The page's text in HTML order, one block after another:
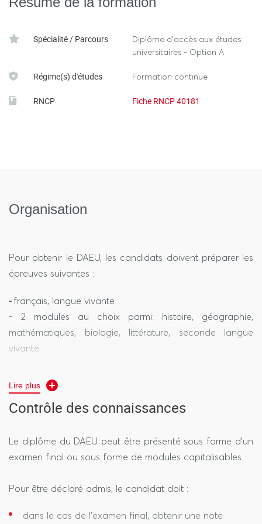
(Répertoire National des Certifications Professionnelles) du
Spécialité / Parcours
Diplôme d’accès aux études
universitaires - Option A
Régime(s) d'études Formation continue
RNCP Fiche RNCP 40181
Organisation
Pour obtenir le DAEU, les candidats doivent préparer les
épreuves suivantes :
- français, langue vivante
- 2 modules au choix parmi: histoire, géographie,
mathématiques, biologie, littérature, seconde langue
vivante.
journée et le soir. Des tutorats sont également dispensés.
L’obtention du DAEU est donc compatible avec une
Il est également possible de construire son parcours « à
module, sur une période de 4 ans maximum.
Le DAEU est délivré à l'issue d'une formation
Lire plus
Contrôle des connaissances
Le diplôme du DAEU peut être présenté sous forme d’un
examen final ou sous forme de modules capitalisables.
Pour être déclaré admis, le candidat doit :
dans le cas de l’examen final, obtenir une note